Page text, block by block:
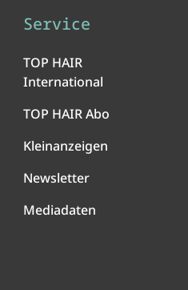
Service
TOP HAIR
International
TOP HAIR Abo
Kleinanzeigen
Newsletter
Mediadaten